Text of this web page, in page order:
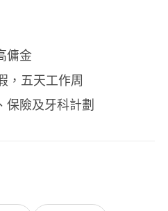
傭金
，五天工作周
保險及牙科計劃